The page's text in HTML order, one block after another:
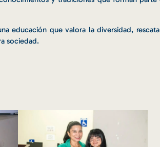
educación que valora la diversidad,
sociedad.